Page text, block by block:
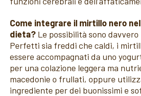
Come integrare il mirtillo nero
dieta? Le possibilità sono
Perfetti sia freddi che caldi, i
essere accompagnati da uno
per una colazione leggera ma
macedonie o frullati, oppure
ingrediente per dei buonissimi e